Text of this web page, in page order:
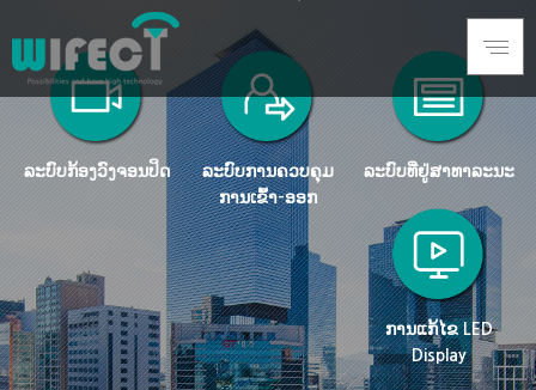
ລະບົບກ້ອງວົງຈອນປິດ
ລະບົບການຄວບຄຸມ
ການເຂົ້າ-ອອກ
ລະບົບທີ່ຢູ່ສາທາລະນະ
ການແກ້ໄຂ LED
Display